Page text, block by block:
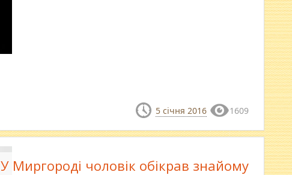
5 січня 2016 1609
У Миргороді чоловік обікрав знайому